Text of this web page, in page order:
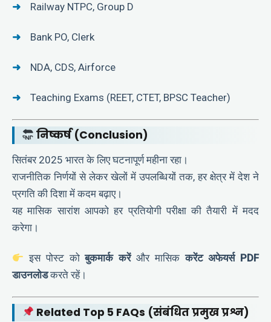
Railway NTPC, Group D
Bank PO, Clerk
NDA, CDS, Airforce
Teaching Exams (REET, CTET, BPSC Teacher)
निष्कर्ष (Conclusion)
सितंबर 2025 भारत के लिए घटनापूर्ण महीना रहा।
राजनीतिक निर्णयों से लेकर खेलों में उपलब्धियों तक, हर क्षेत्र में देश ने
प्रगति की दिशा में कदम बढ़ाए।
यह मासिक सारांश आपको हर प्रतियोगी परीक्षा की तैयारी में मदद
करेगा।
इस पोस्ट कोबुकमार्क करेंऔर मासिककरेंट अफेयर्स PDF
डाउनलोडकरते रहें।
Related Top 5 FAQs (संबंधित प्रमुख प्रश्न)